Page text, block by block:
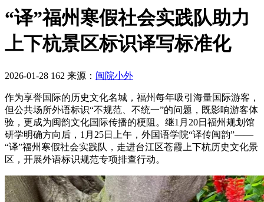
“译”福州寒假社会实践队助力
上下杭景区标识译写标准化
2026-01-28 162 来源： 闽院小外
作为享誉国际的历史文化名城，福州每年吸引海量国际游客，
但公共场所外语标识“不规范、不统一”的问题，既影响游客体
验，更成为闽韵文化国际传播的梗阻。继1月20日福州规划馆
研学明确方向后，1月25日上午，外国语学院“译传闽韵”——
“译”福州寒假社会实践队，走进台江区苍霞上下杭历史文化景
区，开展外语标识规范专项排查行动。